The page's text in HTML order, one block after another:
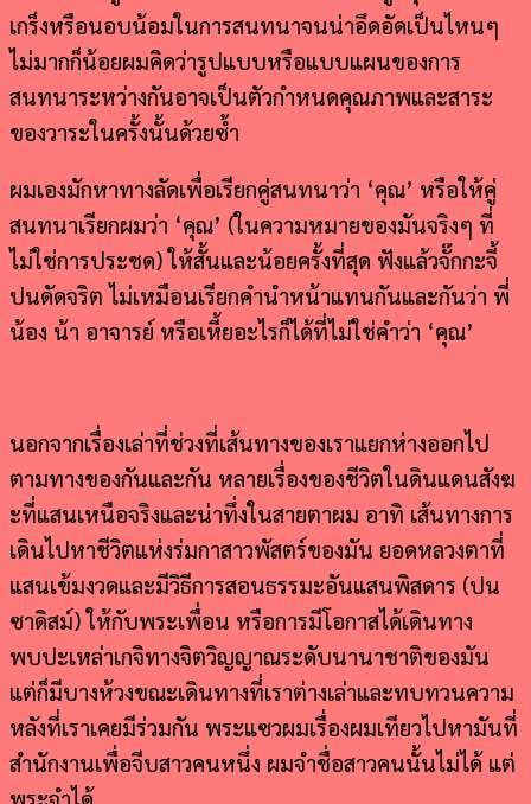
เกร็งหรือนอบน้อมในการสนทนาจนน่าอึดอัดเป็นไหนๆ
ไม่มากก็น้อยผมคิดว่ารูปแบบหรือแบบแผนของการ
สนทนาระหว่างกันอาจเป็นตัวกำหนดคุณภาพและสาระ
ของวาระในครั้งนั้นด้วยซ้ำ
ผมเองมักหาทางลัดเพื่อเรียกคู่สนทนาว่า ‘คุณ’ หรือให้คู่
สนทนาเรียกผมว่า ‘คุณ’ (ในความหมายของมันจริงๆ ที่
ไม่ใช่การประชด) ให้สั้นและน้อยครั้งที่สุด ฟังแล้วจั๊กกะจี้
ปนดัดจริต ไม่เหมือนเรียกคำนำหน้าแทนกันและกันว่า พี่
น้อง น้า อาจารย์ หรือเหี้ยอะไรก็ได้ที่ไม่ใช่คำว่า ‘คุณ’
นอกจากเรื่องเล่าที่ช่วงที่เส้นทางของเราแยกห่างออกไป
ตามทางของกันและกัน หลายเรื่องของชีวิตในดินแดนสังฆ
ะที่แสนเหนือจริงและน่าทึ่งในสายตาผม อาทิ เส้นทางการ
เดินไปหาชีวิตแห่งร่มกาสาวพัสตร์ของมัน ยอดหลวงตาที่
แสนเข้มงวดและมีวิธีการสอนธรรมะอันแสนพิสดาร (ปน
ซาดิสม์) ให้กับพระเพื่อน หรือการมีโอกาสได้เดินทาง
พบปะเหล่าเกจิทางจิตวิญญาณระดับนานาชาติของมัน
แต่ก็มีบางห้วงขณะเดินทางที่เราต่างเล่าและทบทวนความ
หลังที่เราเคยมีร่วมกัน พระแซวผมเรื่องผมเทียวไปหามันที่
สำนักงานเพื่อจีบสาวคนหนึ่ง ผมจำชื่อสาวคนนั้นไม่ได้ แต่
พระจำได้